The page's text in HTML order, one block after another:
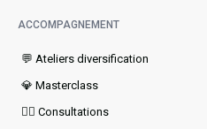
ACCOMPAGNEMENT
💬 Ateliers diversification
💎 Masterclass
👩‍⚕️ Consultations